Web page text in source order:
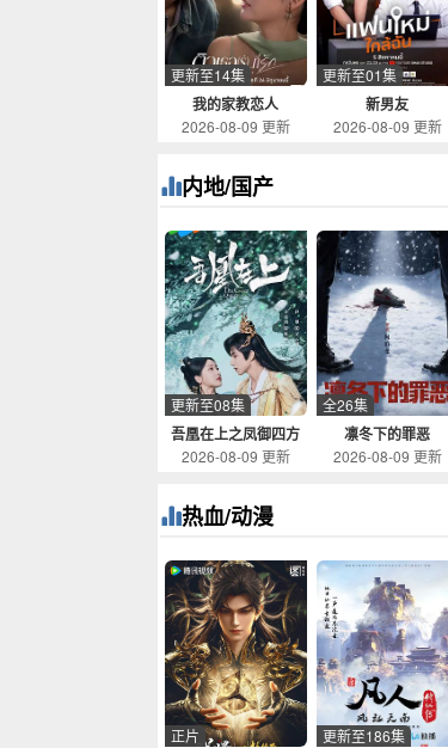
我的家教恋人
更新至14集
2026-08-09 更新
新男友
更新至01集
2026-08-09 更新
内地/国产
吾凰在上之凤御四方
更新至08集
2026-08-09 更新
凛冬下的罪恶
全26集
2026-08-09 更新
热血/动漫
正片 更新至186集